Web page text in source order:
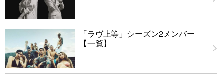
「ラヴ上等」シーズン2メンバー
【一覧】